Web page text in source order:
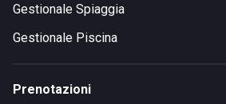
Gestionale Spiaggia
Gestionale Piscina
Prenotazioni